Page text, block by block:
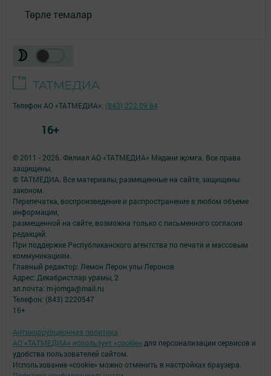
Төрле темалар
© 2011 - 2026. Филиал АО «ТАТМЕДИА» Мәдәни җомга. Все права
защищены.
© ТАТМЕДИА. Все материалы, размещенные на сайте, защищены
законом.
Перепечатка, воспроизведение и распространение в любом объеме
информации,
размещенной на сайте, возможна только с письменного согласия
редакций.
При поддержке Республиканского агентства по печати и массовым
коммуникациям.
Главный редактор: Лемон Лерон улы Леронов
Адрес: Декабристлар урамы, 2
эл.почта: m-jomga@mail.ru
Телефон: (843) 2220547
16+
Антикоррупционная политика
АО «ТАТМЕДИА» использует «cookie» для персонализации сервисов и
удобства пользователей сайтом.
Использование «cookie» можно отменить в настройках браузера.
Телефон АО «ТАТМЕДИА»: (843) 222 09 84
16+